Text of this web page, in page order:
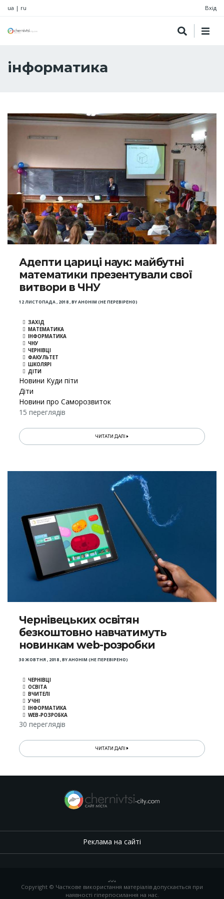
ua | ru Вхід
інформатика
Адепти цариці наук: майбутні
математики презентували свої
витвори в ЧНУ
12 ЛИСТОПАДА , 2018,BYАНОНІМ (НЕ ПЕРЕВІРЕНО)
ЗАХІД
МАТЕМАТИКА
ІНФОРМАТИКА
ЧНУ
ЧЕРНІВЦІ
ФАКУЛЬТЕТ
ШКОЛЯРІ
ДІТИ
Новини Куди піти
Діти
Новини про Саморозвиток
15 переглядів
ЧИТАТИ ДАЛІ
Чернівецьких освітян
безкоштовно навчатимуть
новинкам web-розробки
30 ЖОВТНЯ , 2018,BYАНОНІМ (НЕ ПЕРЕВІРЕНО)
ЧЕРНІВЦІ
ОСВІТА
ВЧИТЕЛІ
УЧНІ
ІНФОРМАТИКА
WEB-РОЗРОБКА
30 переглядів
ЧИТАТИ ДАЛІ
Реклама на сайті
, ,
Copyright © Часткове використання матеріалів допускається при
наявності гіперпосилання на нас.